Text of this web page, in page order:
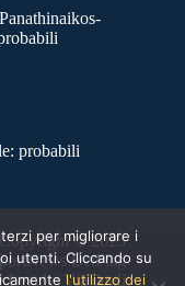
probabili
Copyright © 2025
BetFlag
Legale: Via degli
per migliorare i
utenti. Cliccando su
l'utilizzo dei